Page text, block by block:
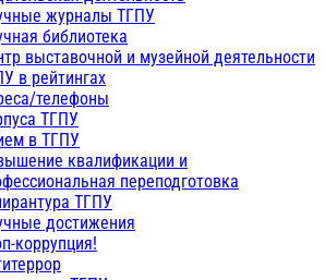
журналы ТГПУ
библиотека
выставочной и музейной деятельности
в рейтингах
телефоны
ТГПУ
в ТГПУ
квалификации и
переподготовка
ТГПУ
достижения
коррупция!